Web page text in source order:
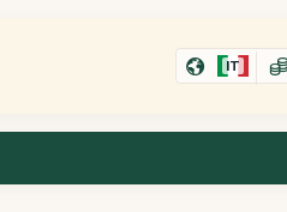
IT